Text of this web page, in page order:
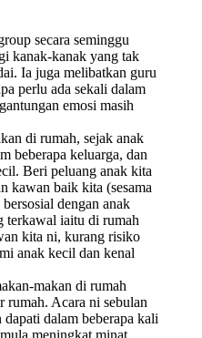
secara seminggu
kanak-kanak yang tak
Ia juga melibatkan guru
perlu ada sekali dalam
emosi masih
di rumah, sejak anak
beberapa keluarga, dan
Beri peluang anak kita
kawan baik kita (sesama
dengan anak
terkawal iaitu di rumah
kita ni, kurang risiko
anak kecil dan kenal
makan di rumah
Acara ni sebulan
dalam beberapa kali